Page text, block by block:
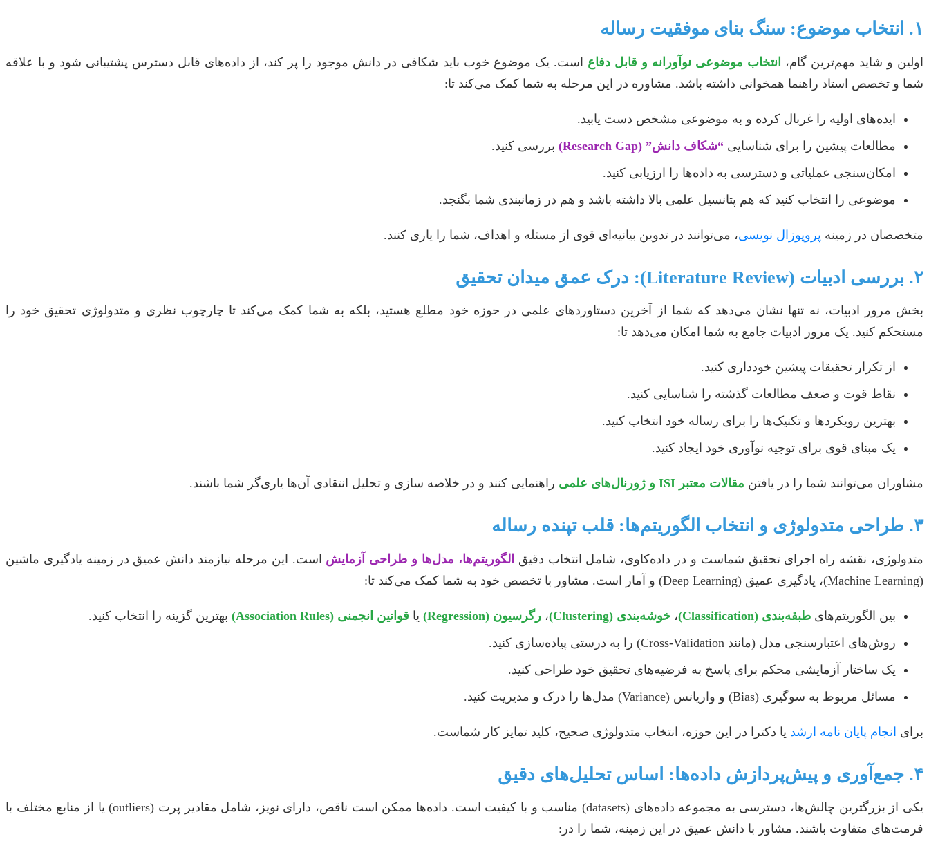
۱. انتخاب موضوع: سنگ بنای موفقیت رساله
اولین و شاید مهم‌ترین گام، انتخاب موضوعی نوآورانه و قابل دفاع است. یک موضوع خوب باید شکافی در دانش موجود را پر کند، از داده‌های قابل دسترس پشتیبانی شود و با علاقه
شما و تخصص استاد راهنما همخوانی داشته باشد. مشاوره در این مرحله به شما کمک می‌کند تا:
ایده‌های اولیه را غربال کرده و به موضوعی مشخص دست یابید.
مطالعات پیشین را برای شناسایی “شکاف دانش” (Research Gap)
بررسی کنید.
امکان‌سنجی عملیاتی و دسترسی به داده‌ها را ارزیابی کنید.
موضوعی را انتخاب کنید که هم پتانسیل علمی بالا داشته باشد و هم در زمانبندی شما بگنجد.
متخصصان در زمینه پروپوزال نویسی، می‌توانند در تدوین بیانیه‌ای قوی از مسئله و اهداف، شما را یاری کنند.
۲. بررسی ادبیات (Literature Review): درک عمق میدان تحقیق
بخش مرور ادبیات، نه تنها نشان می‌دهد که شما از آخرین دستاوردهای علمی در حوزه خود مطلع هستید، بلکه به شما کمک می‌کند تا چارچوب نظری و متدولوژی تحقیق خود را
مستحکم کنید. یک مرور ادبیات جامع به شما امکان می‌دهد تا:
از تکرار تحقیقات پیشین خودداری کنید.
نقاط قوت و ضعف مطالعات گذشته را شناسایی کنید.
بهترین رویکردها و تکنیک‌ها را برای رساله خود انتخاب کنید.
یک مبنای قوی برای توجیه نوآوری خود ایجاد کنید.
مشاوران می‌توانند شما را در یافتن مقالات معتبر ISI و ژورنال‌های علمی راهنمایی کنند و در خلاصه سازی و تحلیل انتقادی آن‌ها یاری‌گر شما باشند.
۳. طراحی متدولوژی و انتخاب الگوریتم‌ها: قلب تپنده رساله
متدولوژی، نقشه راه اجرای تحقیق شماست و در داده‌کاوی، شامل انتخاب دقیق الگوریتم‌ها، مدل‌ها و طراحی آزمایش است. این مرحله نیازمند دانش عمیق در زمینه یادگیری ماشین
(Machine Learning)، یادگیری عمیق (Deep Learning) و آمار است. مشاور با تخصص خود به شما کمک می‌کند تا:
بین الگوریتم‌های طبقه‌بندی (Classification) ، خوشه‌بندی (Clustering) ، رگرسیون (Regression) یا قوانین انجمنی (Association Rules)
بهترین گزینه را انتخاب کنید.
روش‌های اعتبارسنجی مدل (مانند Cross-Validation) را به درستی پیاده‌سازی کنید.
یک ساختار آزمایشی محکم برای پاسخ به فرضیه‌های تحقیق خود طراحی کنید.
مسائل مربوط به سوگیری (Bias) و واریانس (Variance) مدل‌ها را درک و مدیریت کنید.
برای انجام پایان نامه ارشد یا دکترا در این حوزه، انتخاب متدولوژی صحیح، کلید تمایز کار شماست.
۴. جمع‌آوری و پیش‌پردازش داده‌ها: اساس تحلیل‌های دقیق
یکی از بزرگترین چالش‌ها، دسترسی به مجموعه داده‌های (datasets) مناسب و با کیفیت است. داده‌ها ممکن است ناقص، دارای نویز، شامل مقادیر پرت (outliers) یا از منابع مختلف با
فرمت‌های متفاوت باشند. مشاور با دانش عمیق در این زمینه، شما را در: